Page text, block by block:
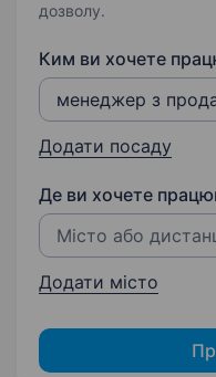
дозволу.
Ким ви хочете
Додати посаду
Де ви хочете
Додати місто